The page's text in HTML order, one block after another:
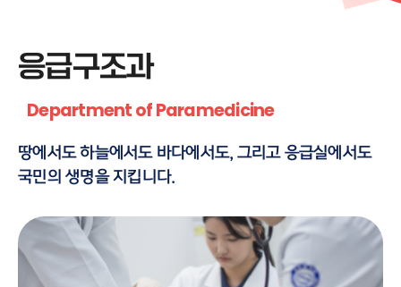
응급구조과
Department of Paramedicine
땅에서도 하늘에서도 바다에서도, 그리고 응급실에서도
국민의 생명을 지킵니다.